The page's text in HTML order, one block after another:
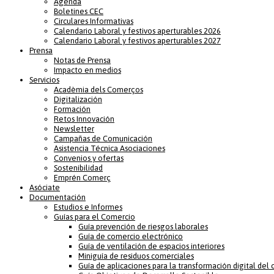
Boletines CEC
Circulares Informativas
Calendario Laboral y festivos aperturables 2026
Calendario Laboral y festivos aperturables 2027
Prensa
Notas de Prensa
Impacto en medios
Servicios
Acadèmia dels Comerços
Digitalización
Formación
Retos Innovación
Newsletter
Campañas de Comunicación
Asistencia Técnica Asociaciones
Convenios y ofertas
Sostenibilidad
Emprén Comerç
Asóciate
Documentación
Estudios e Informes
Guías para el Comercio
Guía prevención de riesgos laborales
Guía de comercio electrónico
Guía de ventilación de espacios interiores
Miniguía de residuos comerciales
Guía de aplicaciones para la transformación digital del